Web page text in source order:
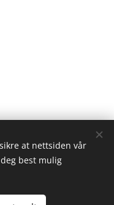
forbeholdt
at nettsiden vår
best mulig